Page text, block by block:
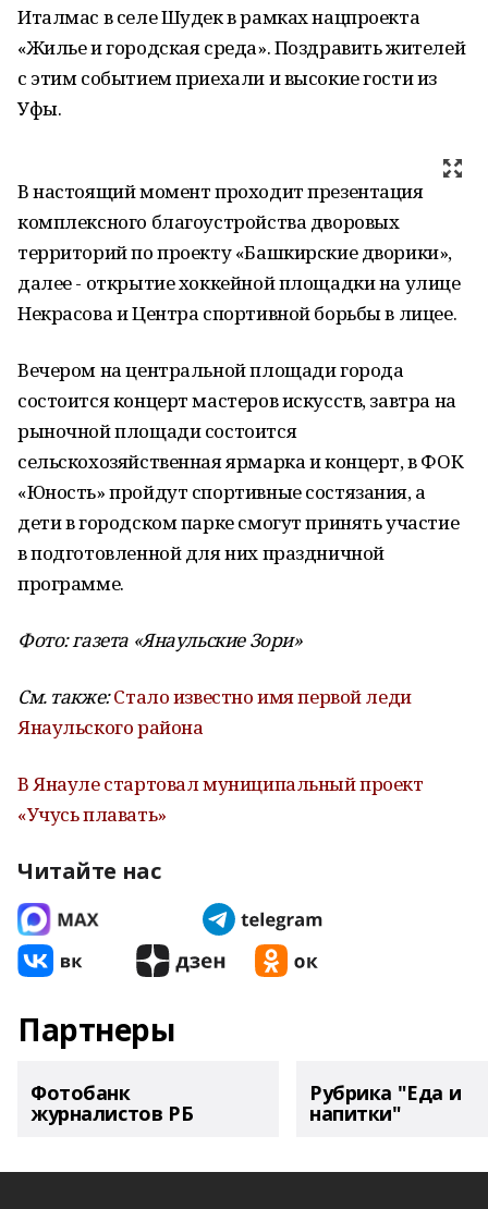
Италмас в селе Шудек в рамках нацпроекта
«Жилье и городская среда». Поздравить жителей
с этим событием приехали и высокие гости из
Уфы.
В настоящий момент проходит презентация
комплексного благоустройства дворовых
территорий по проекту «Башкирские дворики»,
далее - открытие хоккейной площадки на улице
Некрасова и Центра спортивной борьбы в лицее.
Вечером на центральной площади города
состоится концерт мастеров искусств, завтра на
рыночной площади состоится
сельскохозяйственная ярмарка и концерт, в ФОК
«Юность» пройдут спортивные состязания, а
дети в городском парке смогут принять участие
в подготовленной для них праздничной
программе.
Фото: газета «Янаульские Зори»
См. также:Стало известно имя первой леди
Янаульского района
В Янауле стартовал муниципальный проект
«Учусь плавать»
Читайте нас
Партнеры
Фотобанк
журналистов РБ
Рубрика "Еда и
напитки"